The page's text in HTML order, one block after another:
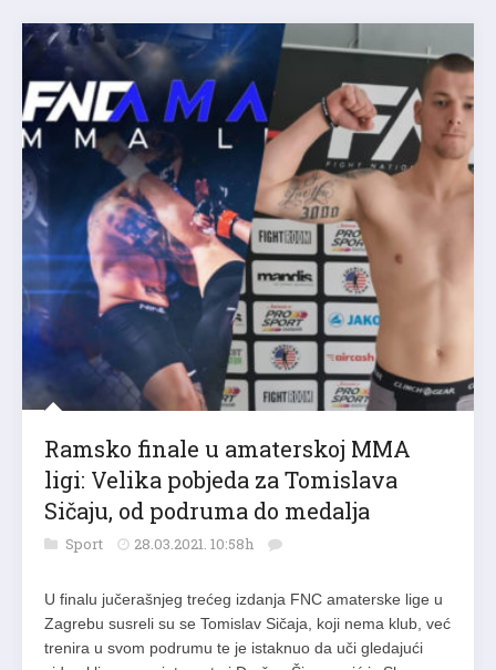
Ramsko finale u amaterskoj MMA
ligi: Velika pobjeda za Tomislava
Sičaju, od podruma do medalja
Sport 28.03.2021. 10:58h
U finalu jučerašnjeg trećeg izdanja FNC amaterske lige u
Zagrebu susreli su se Tomislav Sičaja, koji nema klub, već
trenira u svom podrumu te je istaknuo da uči gledajući